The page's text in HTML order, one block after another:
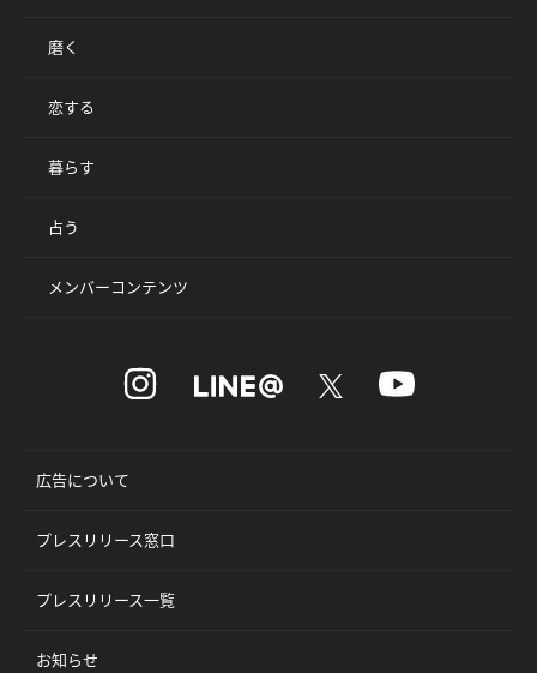
磨く
恋する
暮らす
占う
メンバーコンテンツ
広告について
プレスリリース窓口
プレスリリース一覧
お知らせ